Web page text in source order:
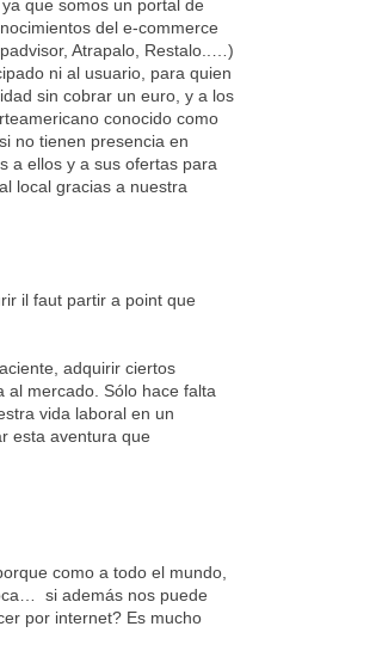
que somos un portal de
del e-commerce
Atrapalo, Restalo..…)
ni al usuario, para quien
sin cobrar un euro, y a los
conocido como
no tienen presencia en
a ellos y a sus ofertas para
local gracias a nuestra
il faut partir a point que
adquirir ciertos
al mercado. Sólo hace falta
vida laboral en un
esta aventura que
como a todo el mundo,
si además nos puede
por internet? Es mucho